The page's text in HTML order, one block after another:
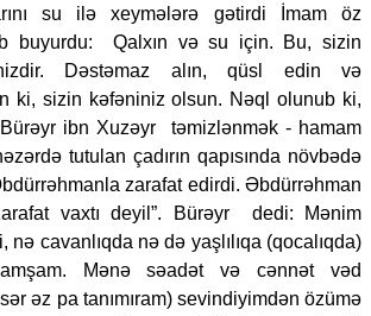
su ilə xeymələrə gətirdi İmam öz
buyurdu: Qalxın və su için. Bu, sizin
Dəstəmaz alın, qüsl edin və
ki, sizin kəfəniniz olsun. Nəql olunub ki,
ibn Xuzəyr təmizlənmək - hamam
tutulan çadırın qapısında növbədə
zarafat edirdi. Əbdürrəhman
vaxtı deyil”. Bürəyr dedi: Mənim
nə cavanlıqda nə də yaşlılıqa (qocalıqda)
Mənə səadət və cənnət vəd
əz pa tanımıram) sevindiyimdən özümə